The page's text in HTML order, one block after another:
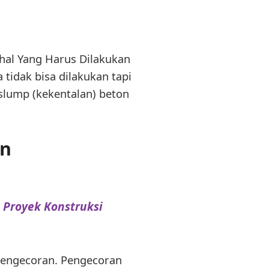
Yang Harus Dilakukan
tidak bisa dilakukan tapi
(kekentalan) beton
Konstruksi
Pengecoran